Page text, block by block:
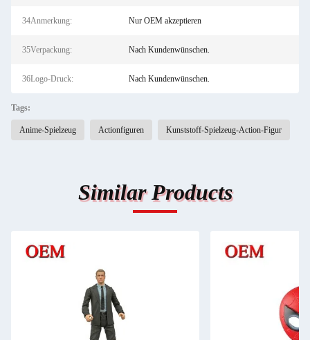
34Anmerkung: Nur OEM akzeptieren
35Verpackung: Nach Kundenwünschen.
36Logo-Druck: Nach Kundenwünschen.
Tags:
Anime-Spielzeug Actionfiguren Kunststoff-Spielzeug-Action-Figur
Similar Products